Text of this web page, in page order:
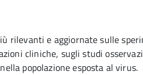
rilevanti e aggiornate sulle
cliniche, sugli studi
popolazione esposta al virus.